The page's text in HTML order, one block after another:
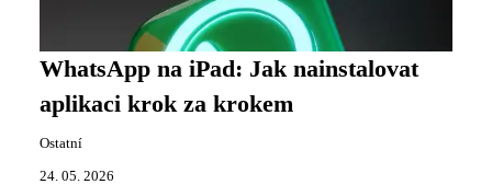
WhatsApp na iPad: Jak nainstalovat
aplikaci krok za krokem
Ostatní
24. 05. 2026